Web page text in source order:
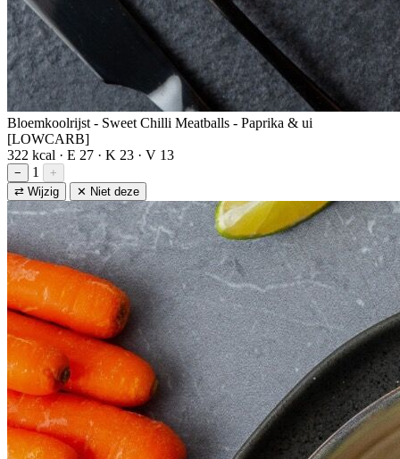
Bloemkoolrijst - Sweet Chilli Meatballs - Paprika & ui
[LOWCARB]
322 kcal · E 27 · K 23 · V 13
− 1
+
⇄ Wijzig
✕ Niet deze